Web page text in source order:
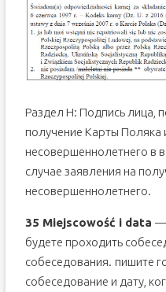
Раздел Н: Подпись лица,
получение Карты Поляка
несовершеннолетнего в
случае заявления на
несовершеннолетнего.
35 Miejscowość i data —
будете проходить
собеседования. пишите
собеседование и дату,